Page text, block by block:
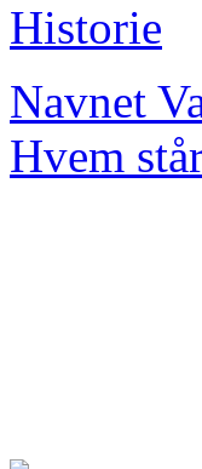
Historie
Navnet
Hvem